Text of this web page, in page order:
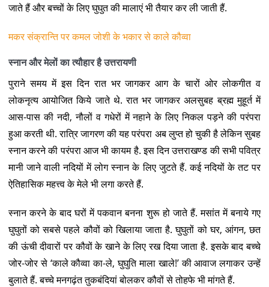
जाते हैं और बच्चों के लिए घुघुत की मालाएं भी तैयार कर ली जाती हैं.
मकर संक्रान्ति पर कमल जोशी के भकार से काले कौव्वा
स्नान और मेलों का त्यौहार है उत्तरायणी
पुराने समय में इस दिन रात भर जागकर आग के चारों ओर लोकगीत व
लोकनृत्य आयोजित किये जाते थे. रात भर जागकर अलसुबह ब्रह्म मुहूर्त में
आस-पास की नदी, नौलों व गधेरों में नहाने के लिए निकल पड़ने की परंपरा
हुआ करती थी. रात्रि जागरण की यह परंपरा अब लुप्त हो चुकी है लेकिन सुबह
स्नान करने की परंपरा आज भी कायम है. इस दिन उत्तराखण्ड की सभी पवित्र
मानी जाने वाली नदियों में लोग स्नान के लिए जुटते हैं. कई नदियों के तट पर
ऐतिहासिक महत्त्व के मेले भी लगा करते हैं.
स्नान करने के बाद घरों में पकवान बनना शुरू हो जाते हैं. मसांत में बनाये गए
घुघुतों को सबसे पहले कौवों को खिलाया जाता है. घुघुतों को घर, आंगन, छत
की ऊंची दीवारों पर कौवों के खाने के लिए रख दिया जाता है. इसके बाद बच्चे
जोर-जोर से ‘काले कौव्वा का-ले, घुघुति माला खाले!’ की आवाज लगाकर उन्हें
बुलाते हैं. बच्चे मनगढ़ंत तुकबंदियां बोलकर कौवों से तोहफे भी मांगते हैं.